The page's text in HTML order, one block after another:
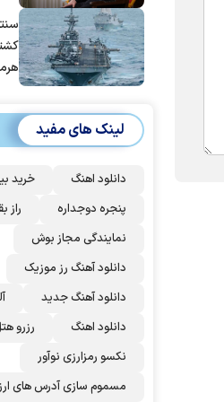
لینک های مفید
دانلود اهنگ
خرید
پنجره دوجداره
راز
نمایندگی مجاز بوش
دانلود آهنگ رز‌ موزیک
دانلود آهنگ جدید
دانلود اهنگ
رزرو
نکسو رمزارزی نوآور
مسموم سازی آدرس های